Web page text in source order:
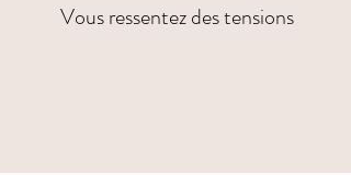
Vous ressentez des tensions